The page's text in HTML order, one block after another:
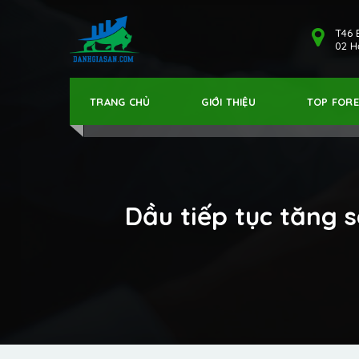
T46
02
TRANG CHỦ GIỚI THIỆU TOP
Dầu tiếp tục tăng